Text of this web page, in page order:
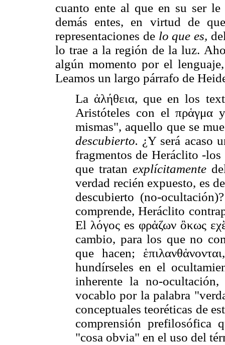
cuanto ente al que en su ser
demás entes, en virtud de
representaciones de lo que es,
lo trae a la región de la luz.
algún momento por el
Leamos un largo párrafo de
La ἀλήθεια, que en los
Aristóteles con el πρἁγμα
mismas", aquello que se
descubierto. ¿Y será acaso
fragmentos de Heráclito -
que tratanexplícitamente
verdad recién expuesto, es
descubierto (no-
comprende, Heráclito
El λόγος es φρἁζων ὂκως
cambio, para los que no
que hacen;
hundírseles en el
inherente la no-
vocablo por la palabra
conceptuales teoréticas de
comprensión prefilosófica
"cosa obvia" en el uso del